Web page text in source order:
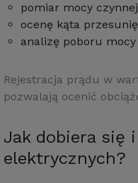
pomiar mocy
ocenę kąta
analizę poboru
Rejestracja prądu w
pozwalają ocenić
Jak dobiera się
elektrycznych?